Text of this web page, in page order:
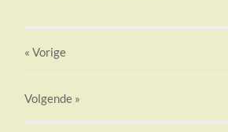
« Vorige
Volgende »